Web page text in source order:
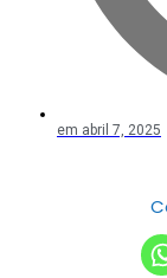
em abril 7, 2025